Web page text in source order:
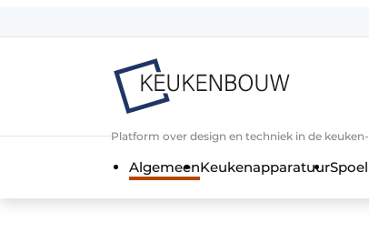
Algemene voorwaarden
Contact
Platform over design en techniek in de
AlgemeenKeukenapparatuur